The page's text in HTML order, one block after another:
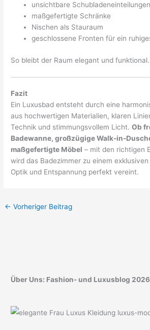
unsichtbare Schubladeneinteilungen
maßgefertigte Schränke
Nischen als Stauraum
geschlossene Fronten für ein
So bleibt der Raum elegant und funktional.
Fazit
Ein Luxusbad entsteht durch eine
aus hochwertigen Materialien, klaren
Technik und stimmungsvollem Licht.Ob
Badewanne, großzügige Walk-in-
maßgefertigte Möbel – mit den richtigen
wird das Badezimmer zu einem
Optik und Entspannung perfekt vereint.
← Vorheriger Beitrag
Über Uns: Fashion- und Luxusblog